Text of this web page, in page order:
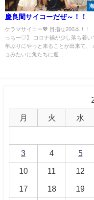
慶良間サイコーだぜ～！！
ケラマサイコー💖 目指せ200本！
っちー♡】 コロナ禍が少し落ち着い
年ぶりにやっと来ることが出来て、
ョみたいに魚たちに迎...
月 火 水
3 4 5
10 11 12
17 18 19